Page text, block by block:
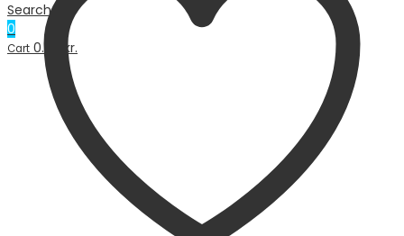
Search
0
Cart 0.00 kr.